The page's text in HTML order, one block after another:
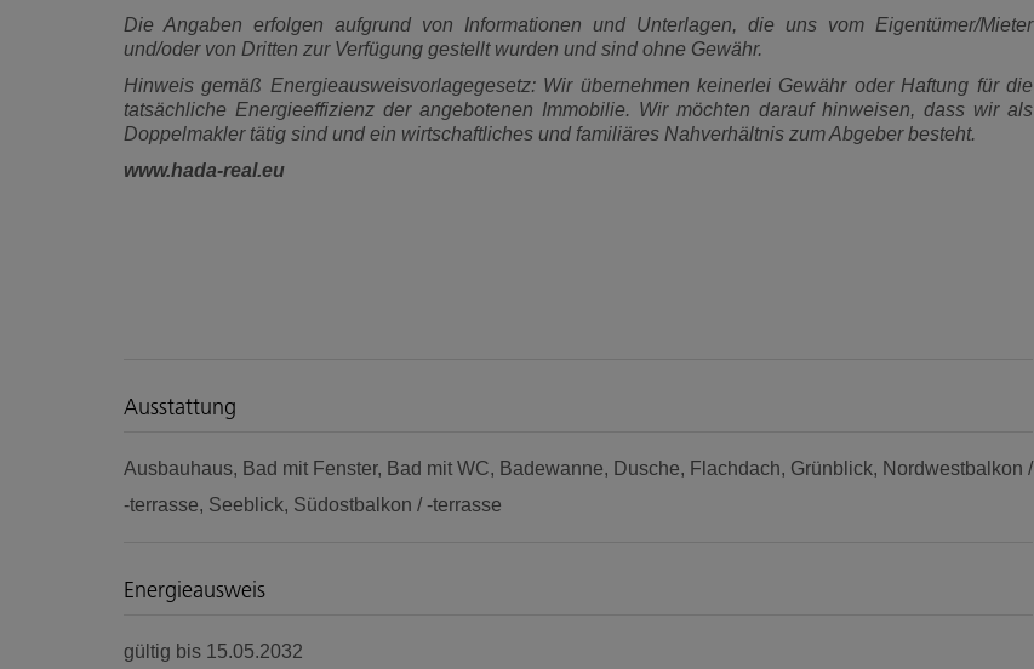
Die Angaben erfolgen aufgrund von Informationen und Unterlagen, die uns vom Eigentümer/Mieter
und/oder von Dritten zur Verfügung gestellt wurden und sind ohne Gewähr.
Hinweis gemäß Energieausweisvorlagegesetz: Wir übernehmen keinerlei Gewähr oder Haftung für die
tatsächliche Energieeffizienz der angebotenen Immobilie. Wir möchten darauf hinweisen, dass wir als
Doppelmakler tätig sind und ein wirtschaftliches und familiäres Nahverhältnis zum Abgeber besteht.
www.hada-real.eu
Ausstattung
Ausbauhaus Bad mit Fenster Bad mit WC Badewanne Dusche Flachdach Grünblick Nordwestbalkon /
-terrasse Seeblick Südostbalkon / -terrasse
Energieausweis
gültig bis 15.05.2032